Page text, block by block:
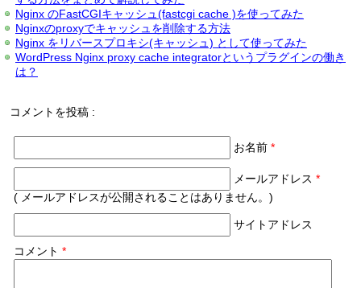
Nginx のFastCGIキャッシュ(fastcgi cache )を使ってみた
Nginxのproxyでキャッシュを削除する方法
Nginx をリバースプロキシ(キャッシュ) として使ってみた
WordPress Nginx proxy cache integratorというプラグインの働き
は？
コメントを投稿 :
お名前*
メールアドレス*
( メールアドレスが公開されることはありません。)
サイトアドレス
コメント *